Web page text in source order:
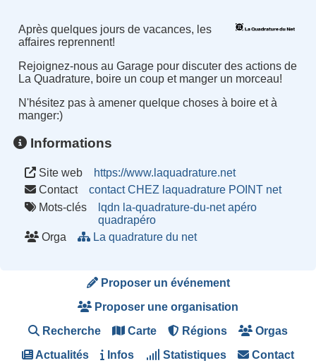
Après quelques jours de vacances, les
affaires reprennent!
Rejoignez-nous au Garage pour discuter des actions de
La Quadrature, boire un coup et manger un morceau!
N'hésitez pas à amener quelque choses à boire et à
manger:)
Informations
Site web
https://www.laquadrature.net
Contact
contact CHEZ laquadrature POINT net
Mots-clés
lqdn la-quadrature-du-net apéro
quadrapéro
Orga
La quadrature du net
Proposer un événement
Proposer une organisation
Recherche Carte Régions Orgas
Actualités Infos Statistiques Contact